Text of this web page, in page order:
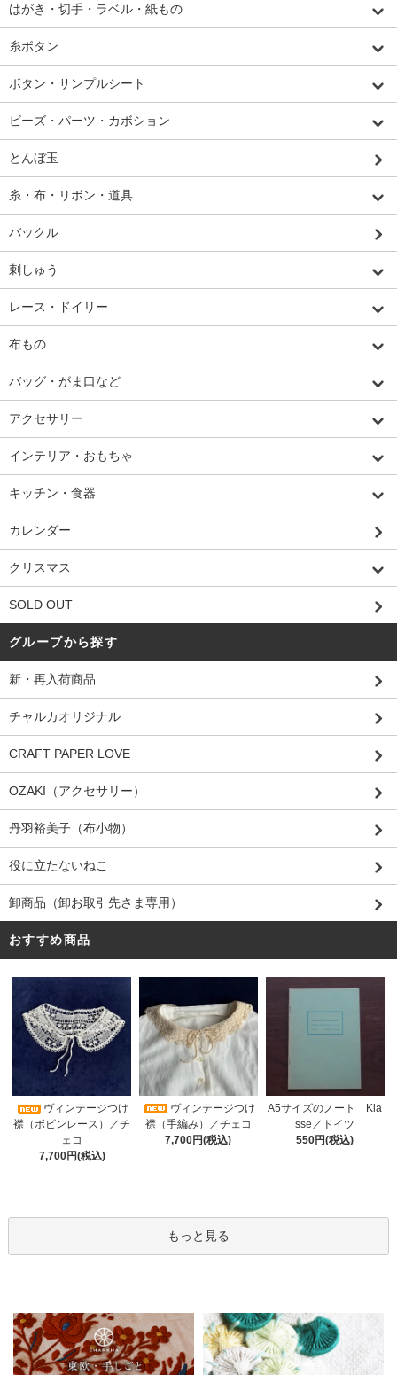
はがき・切手・ラベル・紙もの
糸ボタン
ボタン・サンプルシート
ビーズ・パーツ・カボション
とんぼ玉
糸・布・リボン・道具
バックル
刺しゅう
レース・ドイリー
布もの
バッグ・がま口など
アクセサリー
インテリア・おもちゃ
キッチン・食器
カレンダー
クリスマス
SOLD OUT
グループから探す
新・再入荷商品
チャルカオリジナル
CRAFT PAPER LOVE
OZAKI（アクセサリー）
丹羽裕美子（布小物）
役に立たないねこ
卸商品（卸お取引先さま専用）
おすすめ商品
ヴィンテージつけ
襟（ボビンレース）／チ
ェコ
7,700円(税込)
ヴィンテージつけ
襟（手編み）／チェコ
7,700円(税込)
A5サイズのノート Kla
sse／ドイツ
550円(税込)
もっと見る